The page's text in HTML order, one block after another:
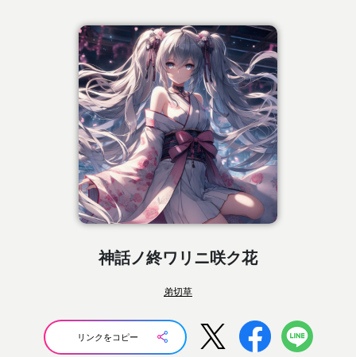
神話ノ終ワリニ咲ク花
弟切草
リンクをコピー